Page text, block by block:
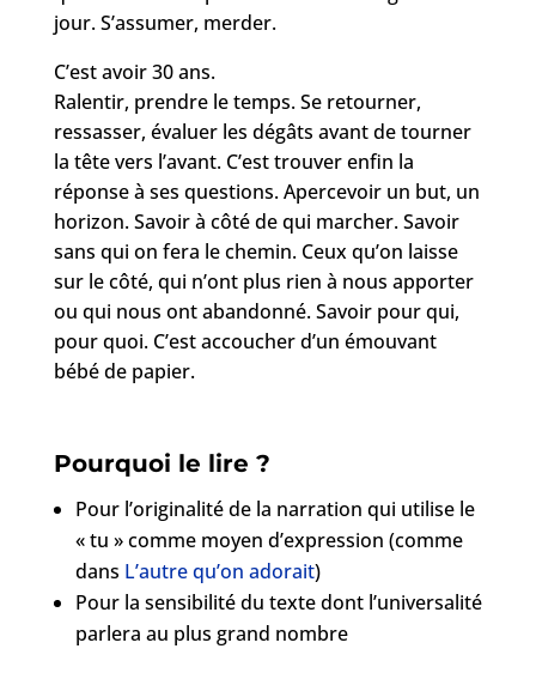
jour. S’assumer, merder.
C’est avoir 30 ans.
Ralentir, prendre le temps. Se retourner,
ressasser, évaluer les dégâts avant de tourner
la tête vers l’avant. C’est trouver enfin la
réponse à ses questions. Apercevoir un but, un
horizon. Savoir à côté de qui marcher. Savoir
sans qui on fera le chemin. Ceux qu’on laisse
sur le côté, qui n’ont plus rien à nous apporter
ou qui nous ont abandonné. Savoir pour qui,
pour quoi. C’est accoucher d’un émouvant
bébé de papier.
Pourquoi le lire ?
Pour l’originalité de la narration qui utilise le
« tu » comme moyen d’expression (comme
dans L’autre qu’on adorait)
Pour la sensibilité du texte dont l’universalité
parlera au plus grand nombre